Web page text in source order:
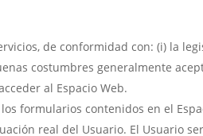
de conformidad con: (i) la
costumbres generalmente
al Espacio Web.
formularios contenidos en el
real del Usuario. El Usuario